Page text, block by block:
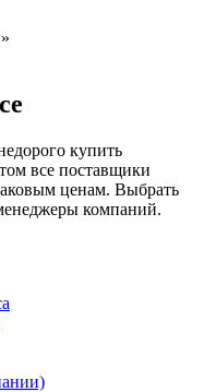
»
купить
все поставщики
ценам. Выбрать
компаний.